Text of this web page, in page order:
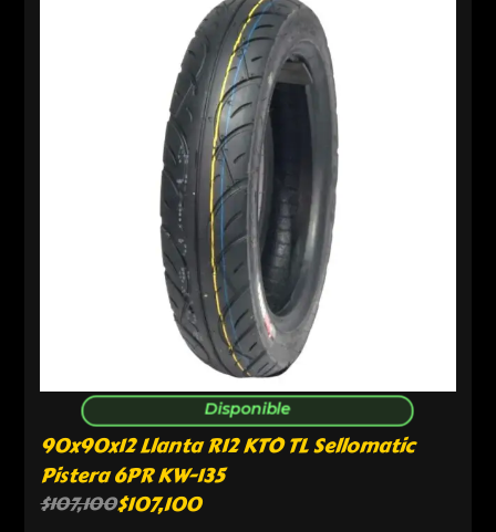
Disponible
90x90x12 Llanta R12 KTO TL Sellomatic
Pistera 6PR KW-135
$107,100$107,100